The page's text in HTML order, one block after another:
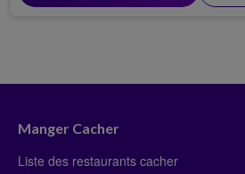
Manger Cacher
Liste des restaurants cacher